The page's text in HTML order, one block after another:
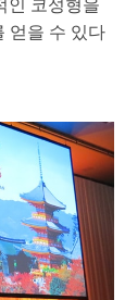
인 코성형을
얻을 수 있다